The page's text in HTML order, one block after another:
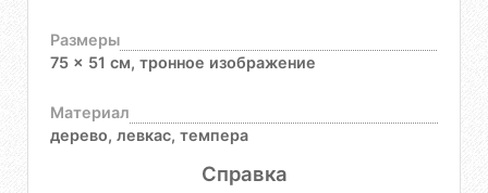
Размеры
75 x 51 см, тронное изображение
Материал
дерево, левкас, темпера
Справка